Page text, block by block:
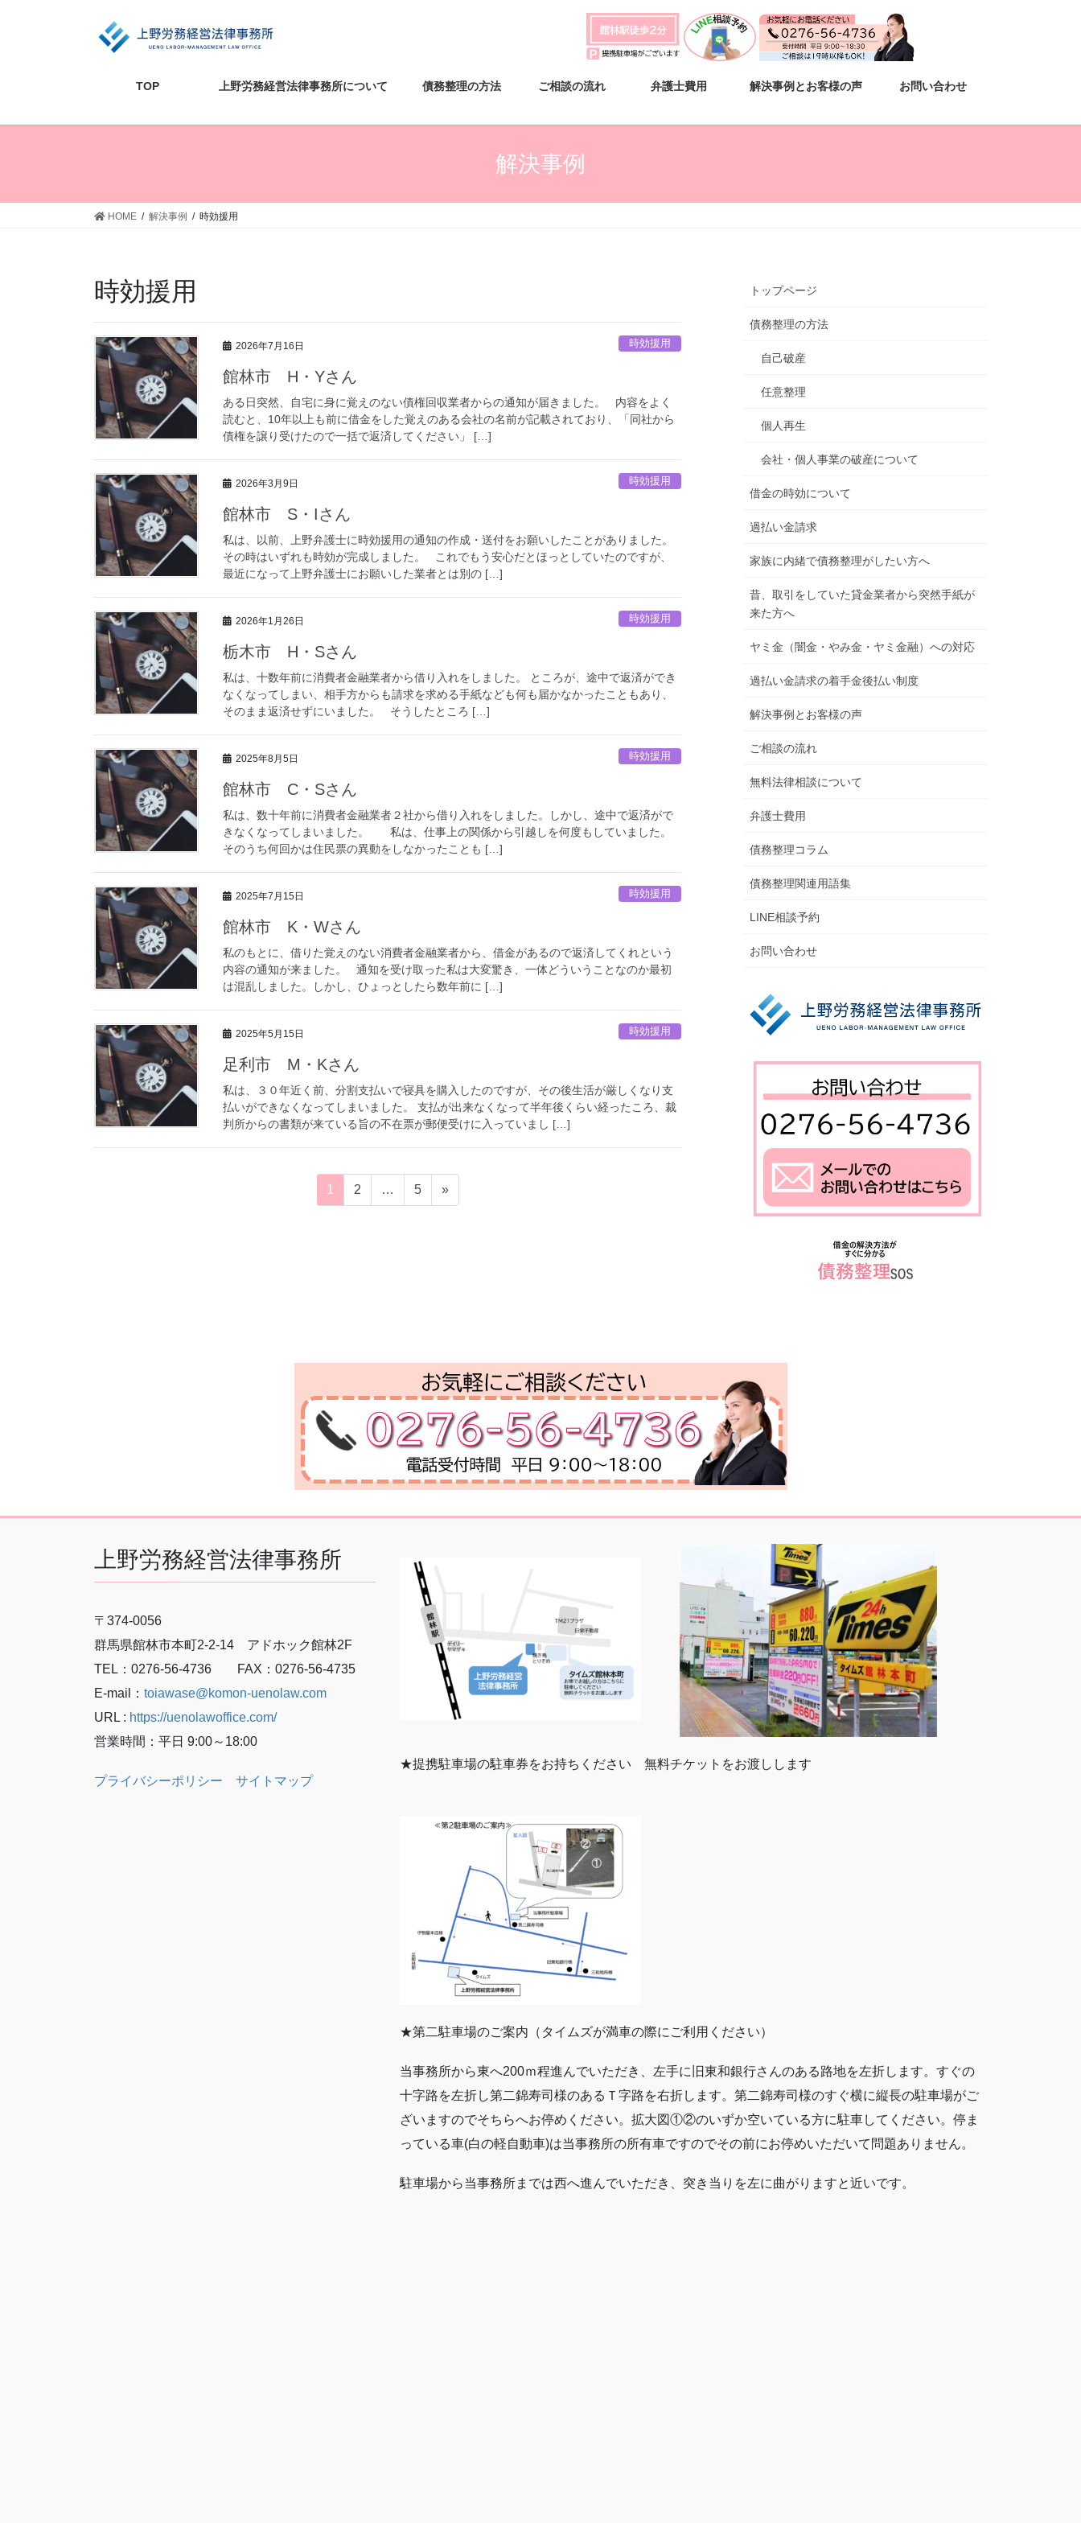
移
ン
TOP 上野労務経営法律事務所について 債務整理の方法 ご相談の流れ 弁護士費用 解決事例とお客様の声 お問い合わせ
解決事例
HOME 解決事例 時効援用
時効援用
2026年7月16日 時効援用
館林市 H・Yさん
ある日突然、自宅に身に覚えのない債権回収業者からの通知が届きました。 内容をよく
読むと、10年以上も前に借金をした覚えのある会社の名前が記載されており、「同社から
債権を譲り受けたので一括で返済してください」 […]
2026年3月9日 時効援用
館林市 S・Iさん
私は、以前、上野弁護士に時効援用の通知の作成・送付をお願いしたことがありました。
その時はいずれも時効が完成しました。 これでもう安心だとほっとしていたのですが、
最近になって上野弁護士にお願いした業者とは別の […]
2026年1月26日 時効援用
栃木市 H・Sさん
私は、十数年前に消費者金融業者から借り入れをしました。 ところが、途中で返済ができ
なくなってしまい、相手方からも請求を求める手紙なども何も届かなかったこともあり、
そのまま返済せずにいました。 そうしたところ […]
2025年8月5日 時効援用
館林市 C・Sさん
私は、数十年前に消費者金融業者２社から借り入れをしました。しかし、途中で返済がで
きなくなってしまいました。 私は、仕事上の関係から引越しを何度もしていました。
そのうち何回かは住民票の異動をしなかったことも […]
2025年7月15日 時効援用
館林市 K・Wさん
私のもとに、借りた覚えのない消費者金融業者から、借金があるので返済してくれという
内容の通知が来ました。 通知を受け取った私は大変驚き、一体どういうことなのか最初
は混乱しました。しかし、ひょっとしたら数年前に […]
2025年5月15日 時効援用
足利市 M・Kさん
私は、３０年近く前、分割支払いで寝具を購入したのですが、その後生活が厳しくなり支
払いができなくなってしまいました。 支払が出来なくなって半年後くらい経ったころ、裁
判所からの書類が来ている旨の不在票が郵便受けに入っていまし […]
ペ
ー
1
ペ
ー
2 …
ペ
ー
5 »
トップページ
債務整理の方法
自己破産
任意整理
個人再生
会社・個人事業の破産について
借金の時効について
過払い金請求
家族に内緒で債務整理がしたい方へ
昔、取引をしていた貸金業者から突然手紙が
来た方へ
ヤミ金（闇金・やみ金・ヤミ金融）への対応
過払い金請求の着手金後払い制度
解決事例とお客様の声
ご相談の流れ
無料法律相談について
弁護士費用
債務整理コラム
債務整理関連用語集
LINE相談予約
お問い合わせ
上野労務経営法律事務所
〒374-0056
群馬県館林市本町2-2-14 アドホック館林2F
TEL：0276-56-4736 FAX：0276-56-4735
E-mail： toiawase@komon-uenolaw.com
URL : https://uenolawoffice.com/
営業時間：平日 9:00～18:00
プライバシーポリシー サイトマップ
★提携駐車場の駐車券をお持ちください 無料チケットをお渡しします
★第二駐車場のご案内（タイムズが満車の際にご利用ください）
当事務所から東へ200ｍ程進んでいただき、左手に旧東和銀行さんのある路地を左折します。すぐの
十字路を左折し第二錦寿司様のあるＴ字路を右折します。第二錦寿司様のすぐ横に縦長の駐車場がご
ざいますのでそちらへお停めください。拡大図①②のいずか空いている方に駐車してください。停ま
っている車(白の軽自動車)は当事務所の所有車ですのでその前にお停めいただいて問題ありません。
駐車場から当事務所までは西へ進んでいただき、突き当りを左に曲がりますと近いです。